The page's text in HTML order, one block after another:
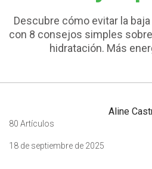
Descubre cómo evitar la
con 8 consejos simples
hidratación. Más
Aline
80 Artículos
18 de septiembre de 2025